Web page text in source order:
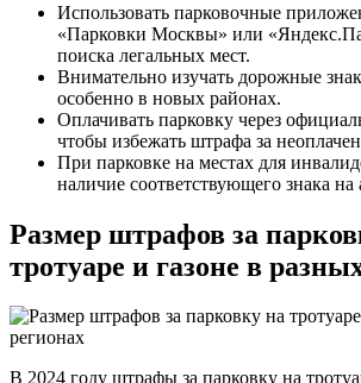
Использовать парковочные
«Парковки Москвы» или
поиска легальных мест.
Внимательно изучать дорожные
особенно в новых районах.
Оплачивать парковку через
чтобы избежать штрафа за
При парковке на местах для
наличие соответствующего знака на
Размер штрафов за
тротуаре и газоне в
В 2024 году штрафы за парковку на